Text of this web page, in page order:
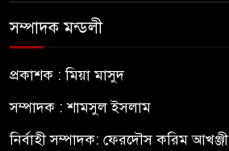
সম্পাদক মন্ডলী
প্রকাশক : মিয়া মাসুদ
সম্পাদক : শামসুল ইসলাম
নির্বাহী সম্পাদক: ফেরদৌস করিম আখঞ্জী